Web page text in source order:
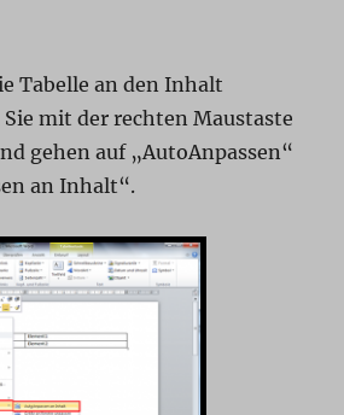
Tabelle an den Inhalt
mit der rechten Maustaste
gehen auf „AutoAnpassen“
an Inhalt“.